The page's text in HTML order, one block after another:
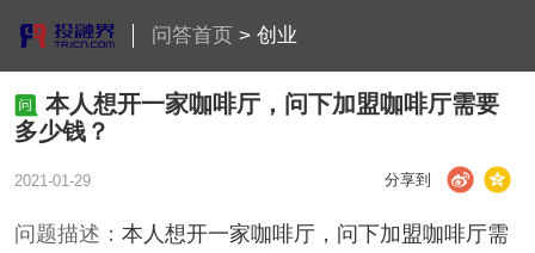
问答首页> 创业
本人想开一家咖啡厅，问下加盟咖啡厅需要
多少钱？
2021-01-29 分享到
问题描述： 本人想开一家咖啡厅，问下加盟咖啡厅需